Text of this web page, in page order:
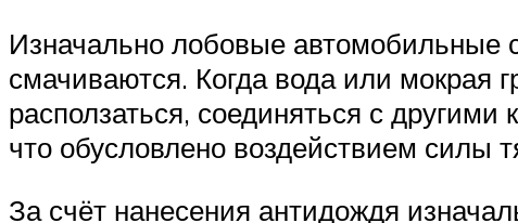
Изначально лобовые автомобильные
смачиваются. Когда вода или мокрая
расползаться, соединяться с
что обусловлено воздействием силы
За счёт нанесения антидождя